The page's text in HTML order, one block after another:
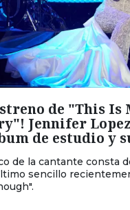
de "This Is
Jennifer
de estudio y
de la cantante consta
sencillo